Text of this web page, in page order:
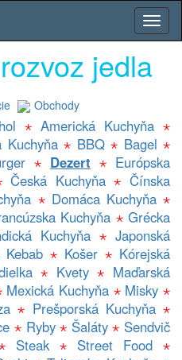
jedla
Obchody
⋆ Americká Kuchyňa⋆
Kuchyňa⋆ BBQ⋆ Bagel ⋆
⋆ Dezert ⋆ Európska
Česká Kuchyňa⋆Čínska
⋆ Domáca Kuchyňa⋆
Kuchyňa ⋆ Grécka
Kuchyňa⋆Japonská
Kebab⋆ Košer⋆ Kórejská
⋆ Kvety⋆ Maďarská
Mexická Kuchyňa⋆ Misky ⋆
⋆ Prešporská Kuchyňa⋆
⋆ Ryby⋆ Šaláty⋆ Sendvič
Steak⋆ Street Food ⋆